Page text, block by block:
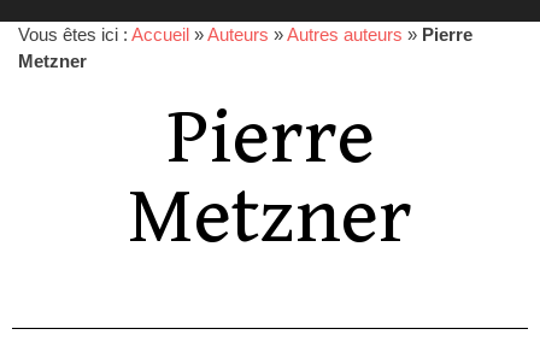
Vous êtes ici : Accueil »Auteurs »Autres auteurs » Pierre
Metzner
Pierre
Metzner